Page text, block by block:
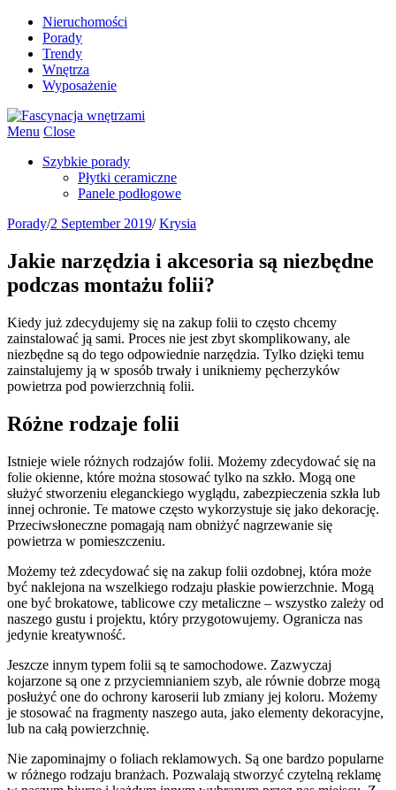
Nieruchomości
Porady
Trendy
Wnętrza
Wyposażenie
Menu Close
Szybkie porady
Płytki ceramiczne
Panele podłogowe
Porady/2 September 2019/ Krysia
Jakie narzędzia i akcesoria są niezbędne
podczas montażu folii?
Kiedy już zdecydujemy się na zakup folii to często chcemy
zainstalować ją sami. Proces nie jest zbyt skomplikowany, ale
niezbędne są do tego odpowiednie narzędzia. Tylko dzięki temu
zainstalujemy ją w sposób trwały i unikniemy pęcherzyków
powietrza pod powierzchnią folii.
Różne rodzaje folii
Istnieje wiele różnych rodzajów folii. Możemy zdecydować się na
folie okienne, które można stosować tylko na szkło. Mogą one
służyć stworzeniu eleganckiego wyglądu, zabezpieczenia szkła lub
innej ochronie. Te matowe często wykorzystuje się jako dekorację.
Przeciwsłoneczne pomagają nam obniżyć nagrzewanie się
powietrza w pomieszczeniu.
Możemy też zdecydować się na zakup folii ozdobnej, która może
być naklejona na wszelkiego rodzaju płaskie powierzchnie. Mogą
one być brokatowe, tablicowe czy metaliczne – wszystko zależy od
naszego gustu i projektu, który przygotowujemy. Ogranicza nas
jedynie kreatywność.
Jeszcze innym typem folii są te samochodowe. Zazwyczaj
kojarzone są one z przyciemnianiem szyb, ale równie dobrze mogą
posłużyć one do ochrony karoserii lub zmiany jej koloru. Możemy
je stosować na fragmenty naszego auta, jako elementy dekoracyjne,
lub na całą powierzchnię.
Nie zapominajmy o foliach reklamowych. Są one bardzo popularne
w różnego rodzaju branżach. Pozwalają stworzyć czytelną reklamę